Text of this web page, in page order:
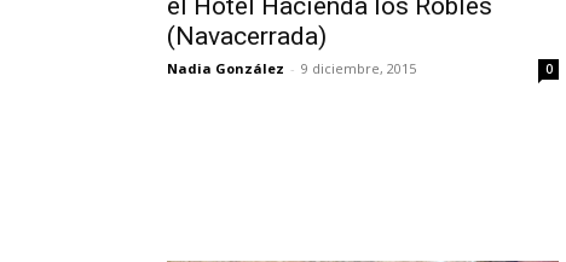
el Hotel Hacienda los Robles
(Navacerrada)
Nadia González - 9 diciembre, 2015 0